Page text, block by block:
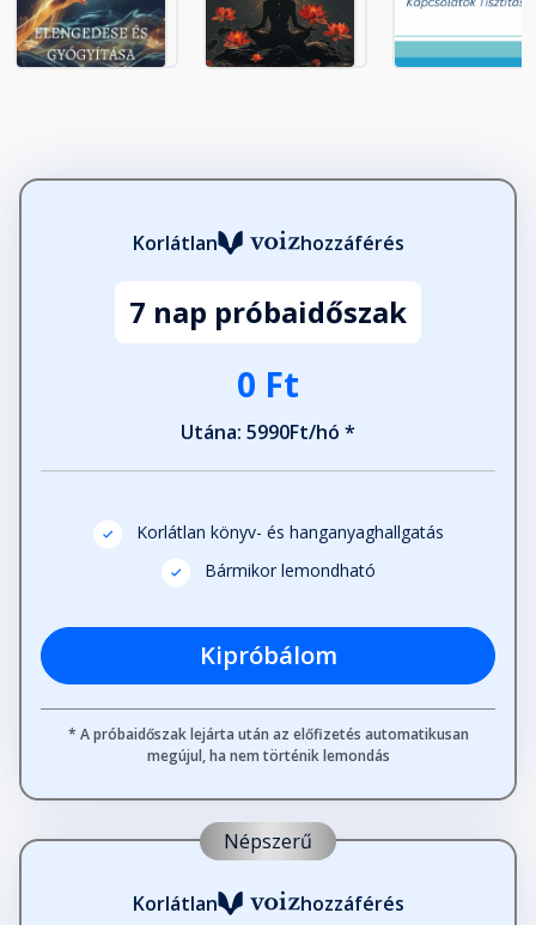
Korlátlan hozzáférés
7 nap próbaidőszak
0 Ft
Utána: 5990Ft/hó *
Korlátlan könyv- és hanganyaghallgatás
Bármikor lemondható
Kipróbálom
* A próbaidőszak lejárta után az előfizetés automatikusan
megújul, ha nem történik lemondás
Népszerű
Korlátlan hozzáférés